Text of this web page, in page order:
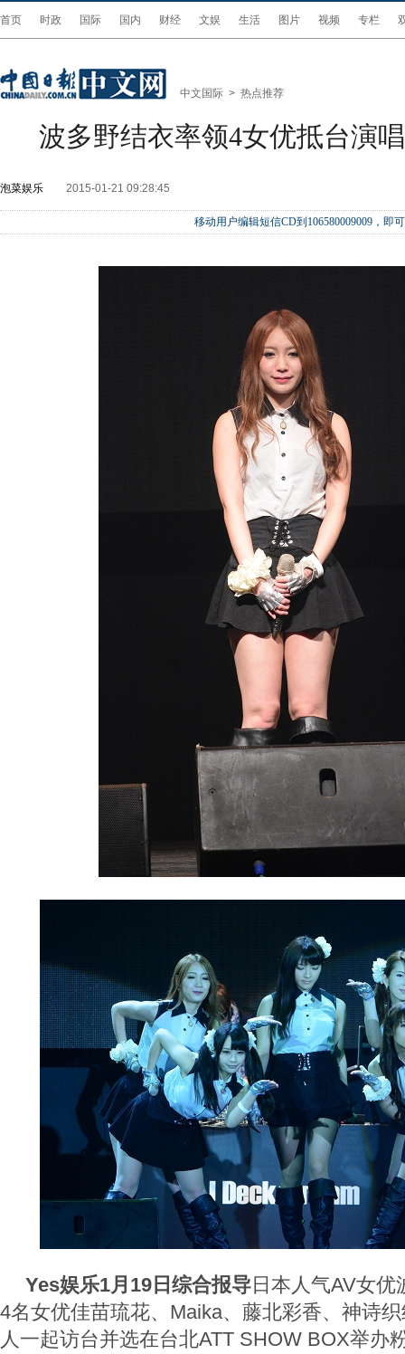
首页 时政 国际 国内 财经 文娱 生活 图片 视频 专栏
中文国际 > 热点推荐
波多野结衣率领4女优抵台演
泡菜娱乐 2015-01-21 09:28:45
移动用户编辑短信CD到106580009009，即
Yes娱乐1月19日综合报导日本人气AV女
4名女优佳苗琉花、Maika、藤北彩香、神诗
人一起访台并选在台北ATT SHOW BOX举办